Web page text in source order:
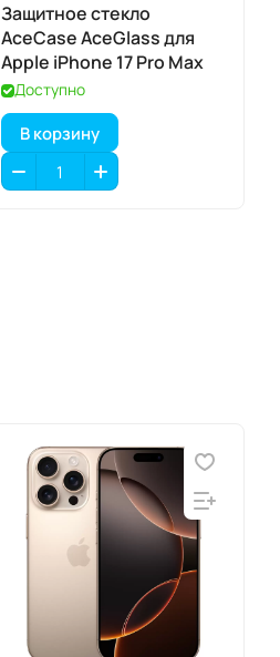
Защитное стекло
AceCase AceGlass для
Apple iPhone 17 Pro Max
Доступно
В корзину